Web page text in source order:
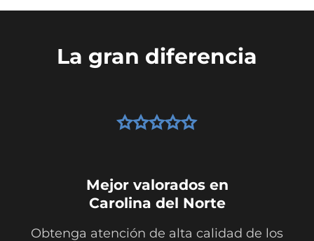
La gran diferencia
Mejor valorados en
Carolina del Norte
Obtenga atención de alta calidad de los